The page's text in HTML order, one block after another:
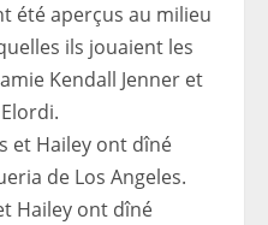
été aperçus au milieu
ils jouaient les
Kendall Jenner et
Hailey ont dîné